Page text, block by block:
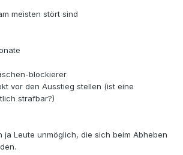
meisten stört sind
blockierer
vor den Ausstieg stellen (ist eine
strafbar?)
ja Leute unmöglich, die sich beim Abheben